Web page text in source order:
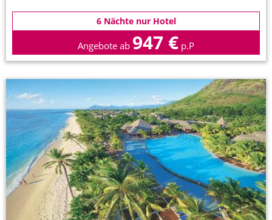
6 Nächte nur Hotel
Angebote ab 947 € p.P